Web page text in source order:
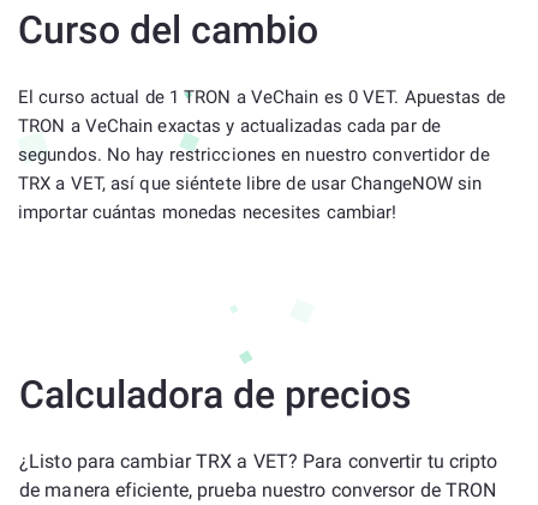
Curso del cambio
El curso actual de 1 TRON a VeChain es 0 VET. Apuestas de
TRON a VeChain exactas y actualizadas cada par de
segundos. No hay restricciones en nuestro convertidor de
TRX a VET, así que siéntete libre de usar ChangeNOW sin
importar cuántas monedas necesites cambiar!
Calculadora de precios
¿Listo para cambiar TRX a VET? Para convertir tu cripto
de manera eficiente, prueba nuestro conversor de TRON